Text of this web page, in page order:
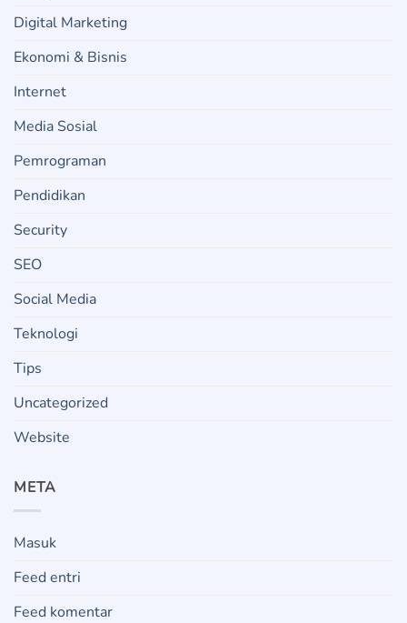
Digital Marketing
Ekonomi & Bisnis
Internet
Media Sosial
Pemrograman
Pendidikan
Security
SEO
Social Media
Teknologi
Tips
Uncategorized
Website
META
Masuk
Feed entri
Feed komentar